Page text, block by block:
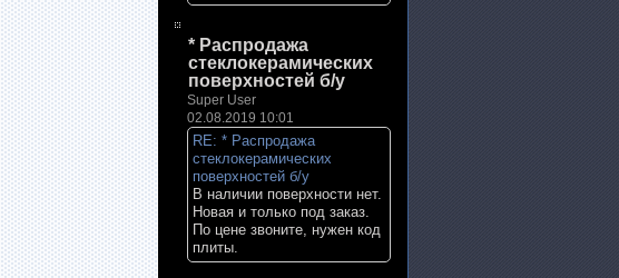
* Распродажа
стеклокерамических
поверхностей б/у
Super User
02.08.2019 10:01
RE: * Распродажа
стеклокерамических
поверхностей б/у
В наличии поверхности нет.
Новая и только под заказ.
По цене звоните, нужен код
плиты.